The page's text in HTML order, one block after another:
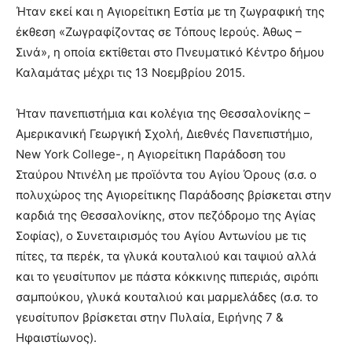
Ήταν εκεί και η Αγιορείτικη Εστία με τη ζωγραφική της
έκθεση «Ζωγραφίζοντας σε Τόπους Ιερούς. Άθως –
Σινά», η οποία εκτίθεται στο Πνευματικό Κέντρο δήμου
Καλαμάτας μέχρι τις 13 Νοεμβρίου 2015.
Ήταν πανεπιστήμια και κολέγια της Θεσσαλονίκης –
Αμερικανική Γεωργική Σχολή, Διεθνές Πανεπιστήμιο,
New York College-, η Αγιορείτικη Παράδοση του
Σταύρου Ντινέλη με προϊόντα του Αγίου Όρους (σ.σ. ο
πολυχώρος της Αγιορείτικης Παράδοσης βρίσκεται στην
καρδιά της Θεσσαλονίκης, στον πεζόδρομο της Αγίας
Σοφίας), ο Συνεταιρισμός του Αγίου Αντωνίου με τις
πίτες, τα περέκ, τα γλυκά κουταλιού και ταψιού αλλά
και το γευσίτυπον με πάστα κόκκινης πιπεριάς, σιρόπι
σαμπούκου, γλυκά κουταλιού και μαρμελάδες (σ.σ. το
γευσίτυπον βρίσκεται στην Πυλαία, Ειρήνης 7 &
Ηφαιστίωνος).